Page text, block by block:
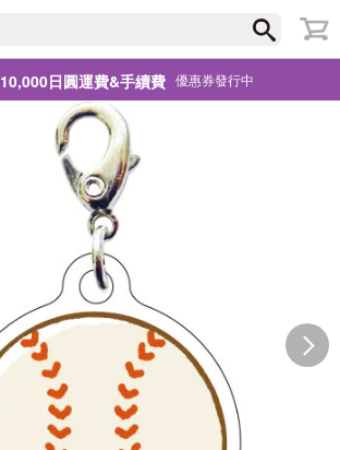
10,000日圓運費&手續費 優惠券發行中